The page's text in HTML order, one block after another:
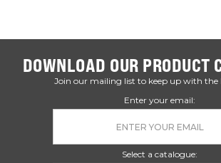
DOWNLOAD OUR PRODUCT
Join our mailing list to keep up with the
Enter your email:
Select a catalogue: